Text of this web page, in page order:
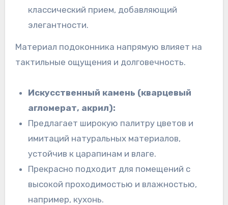
классический прием, добавляющий
элегантности.
Материал подоконника напрямую влияет на
тактильные ощущения и долговечность.
Искусственный камень (кварцевый
агломерат, акрил):
Предлагает широкую палитру цветов и
имитаций натуральных материалов,
устойчив к царапинам и влаге.
Прекрасно подходит для помещений с
высокой проходимостью и влажностью,
например, кухонь.